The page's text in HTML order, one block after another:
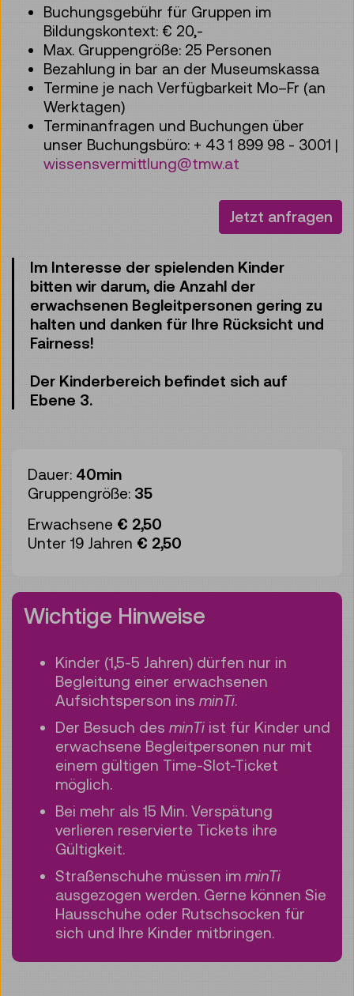
Buchungsgebühr für Gruppen im
Bildungskontext: € 20,-
Max. Gruppengröße: 25 Personen
Bezahlung in bar an der Museumskassa
Termine je nach Verfügbarkeit Mo–Fr (an
Werktagen)
Terminanfragen und Buchungen über
unser Buchungsbüro: + 43 1 899 98 - 3001 |
wissensvermittlung@tmw.at
Jetzt anfragen
Im Interesse der spielenden Kinder
bitten wir darum, die Anzahl der
erwachsenen Begleitpersonen gering zu
halten und danken für Ihre Rücksicht und
Fairness!
Der Kinderbereich befindet sich auf
Ebene 3.
Dauer: 40min
Gruppengröße: 35
Erwachsene € 2,50
Unter 19 Jahren € 2,50
Wichtige Hinweise
Kinder (1,5-5 Jahren) dürfen nur in
Begleitung einer erwachsenen
Aufsichtsperson ins minTi.
Der Besuch des minTi ist für Kinder und
erwachsene Begleitpersonen nur mit
einem gültigen Time-Slot-Ticket
möglich.
Bei mehr als 15 Min. Verspätung
verlieren reservierte Tickets ihre
Gültigkeit.
Straßenschuhe müssen im minTi
ausgezogen werden. Gerne können Sie
Hausschuhe oder Rutschsocken für
sich und Ihre Kinder mitbringen.